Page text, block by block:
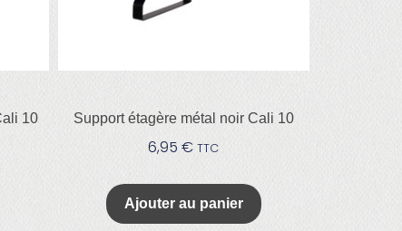
10 Support étagère métal noir Cali 10
6,95€ TTC
Ajouter au panier